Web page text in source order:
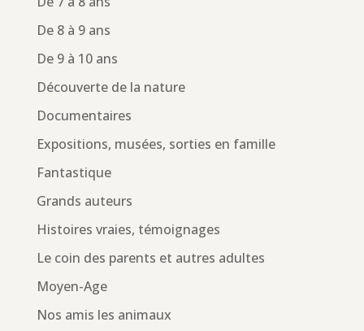
De 8 à 9 ans
De 9 à 10 ans
Découverte de la nature
Documentaires
Expositions, musées, sorties en famille
Fantastique
Grands auteurs
Histoires vraies, témoignages
Le coin des parents et autres adultes
Moyen-Age
Nos amis les animaux